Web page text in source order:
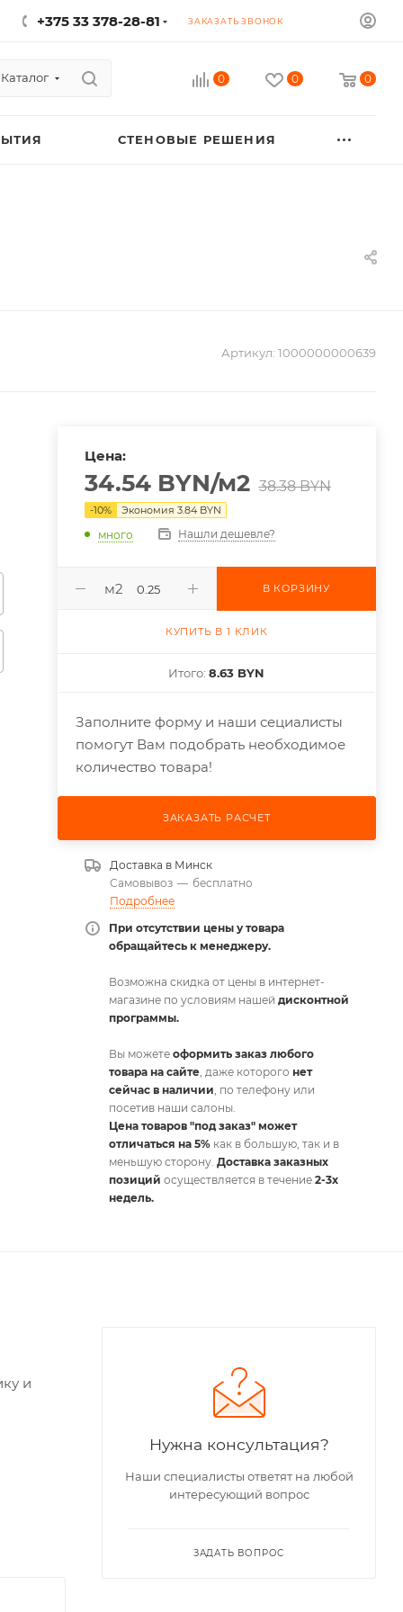
+375 33 378-28-81 ЗАКАЗАТЬ ЗВОНОК
Каталог 0 0 0
СТЕНОВЫЕ РЕШЕНИЯ
Артикул: 1000000000639
Цена:
34.54BYN/м2 38.38BYN
-10% Экономия 3.84BYN
много Нашли дешевле?
м2 В КОРЗИНУ
КУПИТЬ В 1 КЛИК
Итого:8.63 BYN
Заполните форму и наши сециалисты
помогут Вам подобрать необходимое
количество товара!
ЗАКАЗАТЬ РАСЧЕТ
Доставка в Минск
Самовывоз — бесплатно
Подробнее
При отсутствии цены у товара
обращайтесь к менеджеру.
Возможна скидка от цены в интернет-
магазине по условиям нашей дисконтной
программы.
Вы можете оформить заказ любого
товара на сайте, даже которого нет
сейчас в наличии, по телефону или
посетив наши салоны.
Цена товаров "под заказ" может
отличаться на 5%как в большую, так и в
меньшую сторону. Доставка заказных
позиций осуществляется в течение 2-3х
недель.
и
Нужна консультация?
Наши специалисты ответят на любой
интересующий вопрос
ЗАДАТЬ ВОПРОС